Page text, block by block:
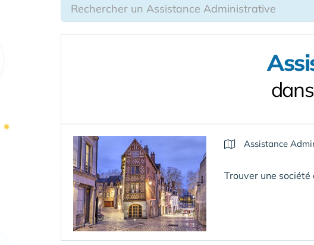
Assistance
Trouver une